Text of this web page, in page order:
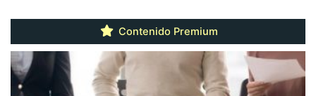
Contenido Premium